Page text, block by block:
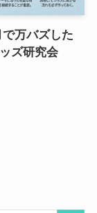
万バズした
ズ研究会